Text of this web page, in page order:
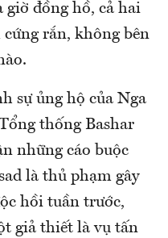
giờ đồng hồ, cả hai
cứng rắn, không bên
sự ủng hộ của Nga
thống Bashar
những cáo buộc
là thủ phạm gây
hồi tuần trước,
giả thiết là vụ tấn